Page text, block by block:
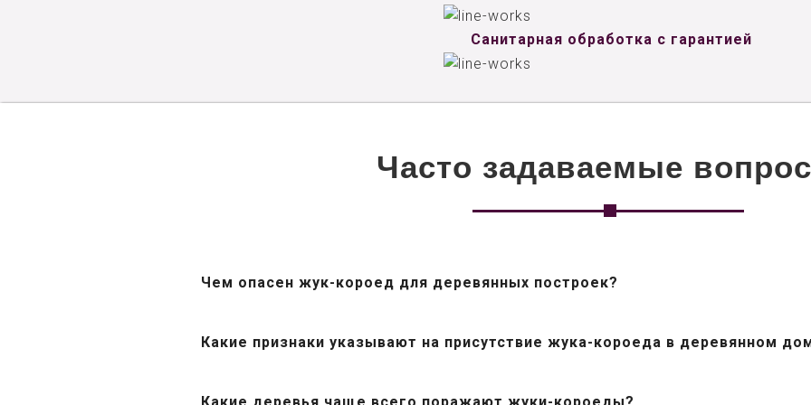
Санитарная обработка с гарантией
Часто задаваемые
Чем опасен жук-короед для деревянных построек?
Какие признаки указывают на присутствие жука-короеда в деревянном